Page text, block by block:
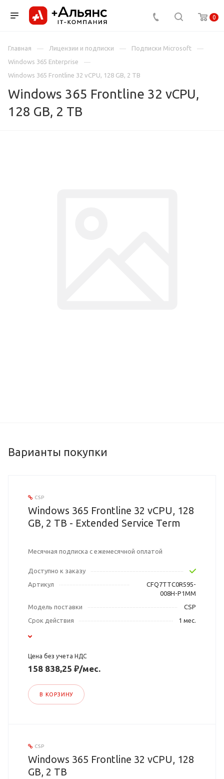
0
Главная Лицензии и подписки
Подписки Microsoft
Windows 365 Enterprise
Windows 365 Frontline 32 vCPU, 128 GB, 2 TB
Windows 365 Frontline 32 vCPU,
128 GB, 2 TB
Варианты покупки
CSP
Windows 365 Frontline 32 vCPU, 128
GB, 2 TB - Extended Service Term
Месячная подписка с ежемесячной оплатой
Доступно к заказу
Артикул
CFQ7TTC0R595-
008H-P1MM
Модель поставки
CSP
Срок действия
1 мес.
Цена без учета НДС
158 838,25 ₽/мес.
В КОРЗИНУ
CSP
Windows 365 Frontline 32 vCPU, 128
GB, 2 TB